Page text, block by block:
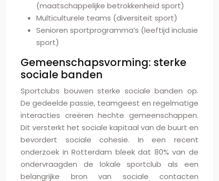
(maatschappelijke betrokkenheid sport)
Multiculturele teams (diversiteit sport)
Senioren sportprogramma’s (leeftijd inclusie
sport)
Gemeenschapsvorming: sterke
sociale banden
Sportclubs bouwen sterke sociale banden op.
De gedeelde passie, teamgeest en regelmatige
interacties creëren hechte gemeenschappen.
Dit versterkt het sociale kapitaal van de buurt en
bevordert sociale cohesie. In een recent
onderzoek in Rotterdam bleek dat 80% van de
ondervraagden de lokale sportclub als een
belangrijke bron van sociale contacten